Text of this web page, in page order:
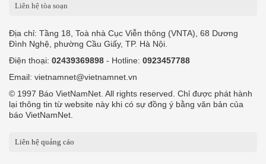
Liên hệ tòa soạn
Địa chỉ: Tầng 18, Toà nhà Cục Viễn thông (VNTA), 68 Dương
Đình Nghệ, phường Cầu Giấy, TP. Hà Nội.
Điện thoại: 02439369898 - Hotline: 0923457788
Email: vietnamnet@vietnamnet.vn
© 1997 Báo VietNamNet. All rights reserved. Chỉ được phát hành
lại thông tin từ website này khi có sự đồng ý bằng văn bản của
báo VietNamNet.
Liên hệ quảng cáo